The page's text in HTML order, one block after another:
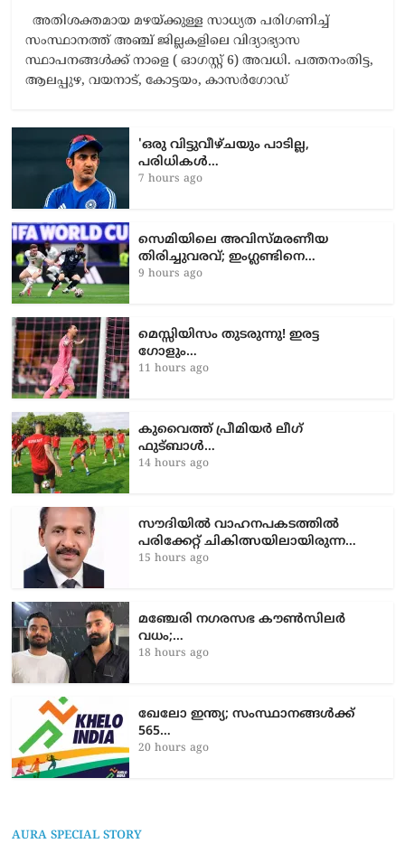
അതിശക്തമായ മഴയ്ക്കുള്ള സാധ്യത പരിഗണിച്ച്
സംസ്ഥാനത്ത് അഞ്ച് ജില്ലകളിലെ വിദ്യാഭ്യാസ
സ്ഥാപനങ്ങള്‍ക്ക് നാളെ ( ഓഗസ്റ്റ് 6) അവധി. പത്തനംതിട്ട,
ആലപ്പുഴ, വയനാട്, കോട്ടയം, കാസര്‍ഗോഡ്
'ഒരു വിട്ടുവീഴ്ചയും പാടില്ല,
പരിധികൾ…
7 hours ago
സെമിയിലെ അവിസ്മരണീയ
തിരിച്ചുവരവ്; ഇംഗ്ലണ്ടിനെ…
9 hours ago
മെസ്സിയിസം തുടരുന്നു! ഇരട്ട
ഗോളും…
11 hours ago
കുവൈത്ത് പ്രീമിയർ ലീഗ്
ഫുട്ബാൾ…
14 hours ago
സൗദിയിൽ വാഹനപകടത്തില്‍
പരിക്കേറ്റ് ചികിത്സയിലായിരുന്ന…
15 hours ago
മഞ്ചേരി നഗരസഭ കൗൺസിലർ
വധം;…
18 hours ago
ഖേലോ ഇന്ത്യ; സംസ്ഥാനങ്ങൾക്ക്
565…
20 hours ago
AURA SPECIAL STORY